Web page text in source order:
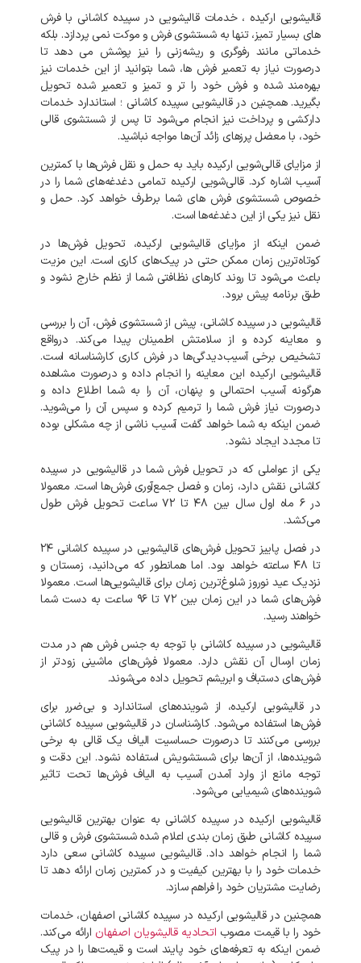
قالیشویی ارکیده ، خدمات قالیشویی در سپیده کاشانی با فرش
های بسیارتمیز، تنهابه شستشوی فرش و موکت نمی‌ پردازد. بلکه
خدماتی مانند رفوگری و ریشه‌زنی را نیز پوشش می‌ دهد تا
درصورت نیاز به تعمیر فرش‌ ها، شما بتوانید از این خدمات نیز
بهره‌مند شده و فرش خود را تر و تمیز و تعمیر شده تحویل
بگیرید.همچنین در قالیشویی سپیده کاشانی ؛ استاندارد خدمات
دارکشی و پرداخت نیز انجام می‌شود تا پس از شستشوی قالی
خود، با معضل پرزهای زائدآن‌ها مواجه نباشید.
از مزایای قالی‌شویی ارکیده باید به حمل و نقل فرش‌ها با کمترین
آسیب اشاره کرد. قالی‌شویی ارکیده تمامی دغدغه‌های شما را در
خصوص شستشوی فرش‌ های شما برطرف خواهد کرد.حمل و
نقل نیز یکی از این دغدغه‌ها است.
ضمن اینکه از مزایای قالیشویی ارکیده، تحویل فرش‌ها در
کوتاه‌ترین زمان ممکن حتی در پیک‌های کاری است. این مزیت
باعث می‌شود تا روند کارهای نظافتی شما از نظم خارج نشود و
طبق برنامه پیش برود.
قالیشویی درسپیده کاشانی، پیش ازشستشوی فرش، آن را بررسی
و معاینه کرده و از سلامتش اطمینان پیدا می‌کند. درواقع
تشخیص برخی آسیب‌دیدگی‌ها در فرش کاری کارشناسانه است.
قالیشویی ارکیده این معاینه را انجام داده و درصورت مشاهده
هرگونه آسیب احتمالی و پنهان، آن را به شما اطلاع داده و
درصورت نیاز فرش شما را ترمیم کرده و سپس آن را می‌شوید.
ضمن اینکه به شما خواهد گفت آسیب ناشی از چه مشکلی بوده
تا مجدد ایجاد نشود.
یکی از عواملی که در تحویل فرش شما در قالیشویی در سپیده
کاشانی نقش دارد، زمان و فصل جمع‌آوری فرش‌ها است. معمولا
در ۶ ماه اول سال بین ۴۸ تا ۷۲ ساعت تحویل فرش طول
می‌کشد.
در فصل پاییز تحویل فرش‌های قالیشویی در سپیده کاشانی ۲۴
تا ۴۸ ساعته خواهد بود. اما همانطور که می‌دانید، زمستان و
نزدیک عید نوروز شلوغ‌ترین زمان برای قالیشویی‌ها است. معمولا
فرش‌های شما در این زمان بین ۷۲ تا ۹۶ ساعت به دست شما
خواهند رسید.
قالیشویی در سپیده کاشانی با توجه به جنس فرش هم در مدت
زمان ارسال آن نقش دارد. معمولا فرش‌های ماشینی زودتر از
فرش‌های دستباف و ابریشم تحویل داده می‌شوند.
در قالیشویی ارکیده، از شوینده‌های استاندارد و بی‌ضرر برای
فرش‌ها استفاده می‌شود.کارشناسان در قالیشویی سپیده کاشانی
بررسی می‌کنند تا درصورت حساسیت الیاف یک قالی به برخی
شوینده‌ها، از آن‌ها برای شستشویش استفاده نشود. این دقت و
توجه مانع از وارد آمدن آسیب به الیاف فرش‌ها تحت تاثیر
شوینده‌های شیمیایی می‌شود.
قالیشویی ارکیده در سپیده کاشانی به عنوان بهترین قالیشویی
سپیده کاشانی طبق زمان بندی اعلام شده شستشوی فرش و قالی
شما را انجام خواهد داد.قالیشویی سپیده کاشانی سعی دارد
خدمات خود را با بهترین کیفیت و در کمترین زمان ارائه دهد تا
رضایت مشتریان خود رافراهمسازد.
همچنین در قالیشویی ارکیده در سپیده کاشانی اصفهان، خدمات
خود را با قیمت مصوب اتحادیه قالیشویان اصفهان ارائه می‌کند.
ضمن اینکه به تعرفه‌های خود پایند است و قیمت‌ها را در پیک‌